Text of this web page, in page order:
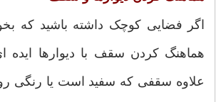
اگر فضایی کوچک داشته باشید که
هماهنگ کردن سقف با دیوارها
علاوه سقفی که سفید است یا رنگی